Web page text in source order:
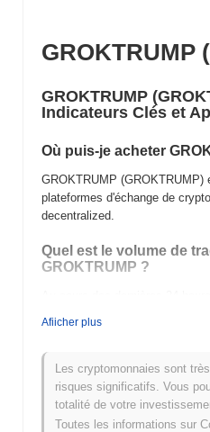
GROKTRUMP
GROKTRUMP
Indicateurs Clés et
Où puis-je acheter
GROKTRUMP
plateformes d'échange de
decentralized.
Quel est le volume de
GROKTRUMP ?
Quel est l'historique de
GROKTRUMP ?
Plus Haut Historique (ATH) :
Plus Bas Historique (ATL) :
Afiicher plus
Les cryptomonnaies sont
risques significatifs. Vous
totalité de votre
Toutes les informations sur